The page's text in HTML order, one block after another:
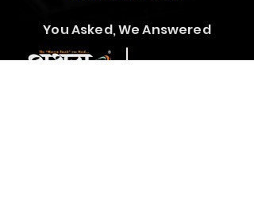
You Asked, We Answered
Send Whatsapp